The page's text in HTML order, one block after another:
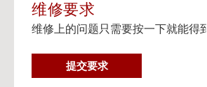
流媒体服务
在个人设备上观看流媒体电视
邮寄信息以及楼宇地址
维修要求
维修上的问题只需要按一下就能得
提交要求维
修